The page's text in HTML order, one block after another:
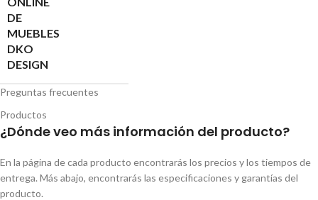
Preguntas frecuentes
Productos
¿Dónde veo más información del producto?
En la página de cada producto encontrarás los precios y los tiempos de
entrega. Más abajo, encontrarás las especificaciones y garantías del
producto.